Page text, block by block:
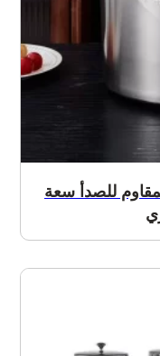
للصدأ سعة